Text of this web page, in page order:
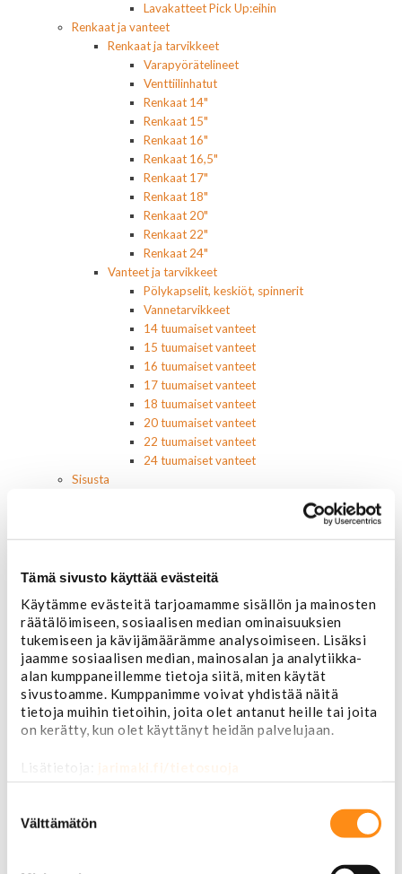
Tämä sivusto käyttää evästeitä
Käytämme evästeitä tarjoamamme sisällön ja mainosten
räätälöimiseen, sosiaalisen median ominaisuuksien
tukemiseen ja kävijämäärämme analysoimiseen. Lisäksi
jaamme sosiaalisen median, mainosalan ja analytiikka-
alan kumppaneillemme tietoja siitä, miten käytät
sivustoamme. Kumppanimme voivat yhdistää näitä
tietoja muihin tietoihin, joita olet antanut heille tai joita
on kerätty, kun olet käyttänyt heidän palvelujaan.
Lisätietoja: jarimaki.fi/tietosuoja
valinta
Välttämätön
Lavakatteet Pick Up:eihin
Renkaat ja vanteet
Renkaat ja tarvikkeet
Varapyörätelineet
Venttiilinhatut
Renkaat 14"
Renkaat 15"
Renkaat 16"
Renkaat 16,5"
Renkaat 17"
Renkaat 18"
Renkaat 20"
Renkaat 22"
Renkaat 24"
Vanteet ja tarvikkeet
Pölykapselit, keskiöt, spinnerit
Vannetarvikkeet
14 tuumaiset vanteet
15 tuumaiset vanteet
16 tuumaiset vanteet
17 tuumaiset vanteet
18 tuumaiset vanteet
20 tuumaiset vanteet
22 tuumaiset vanteet
24 tuumaiset vanteet
Sisusta
Ratit
Radioadapterit ja johtosarjat
Sisustan puuosat
Muut sisustan osat
Valot ja polttimot
Valosarjat
Ajovalot
Cadillac
Corvette
Chevrolet muut